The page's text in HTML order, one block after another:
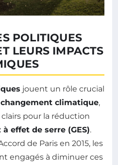
POLITIQUES
LEURS IMPACTS
jouent un rôle crucial
changement climatique,
pour la réduction
effet de serre (GES).
de Paris en 2015, les
engagés à diminuer ces